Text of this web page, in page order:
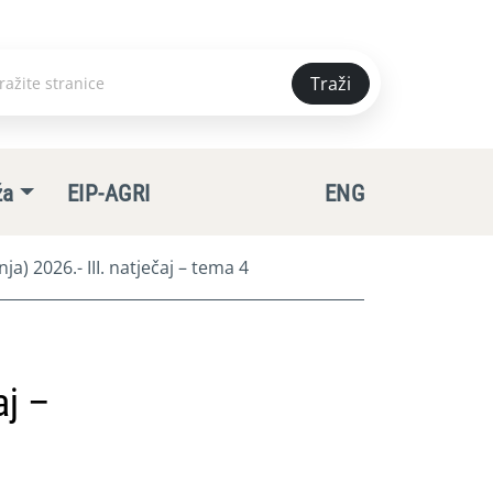
Traži
EIP-AGRI ENG
2026.- III. natječaj – tema 4
–